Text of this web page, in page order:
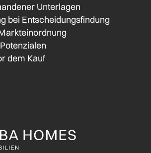
Unterlagen
bei Entscheidungsfindung
dem Kauf